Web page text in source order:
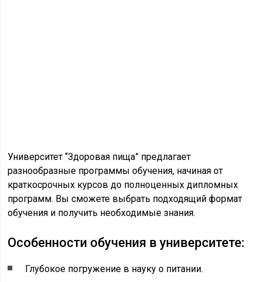
Университет “Здоровая пища” предлагает
разнообразные программы обучения, начиная от
краткосрочных курсов до полноценных дипломных
программ. Вы сможете выбрать подходящий формат
обучения и получить необходимые знания.
Особенности обучения в университете:
Глубокое погружение в науку о питании.